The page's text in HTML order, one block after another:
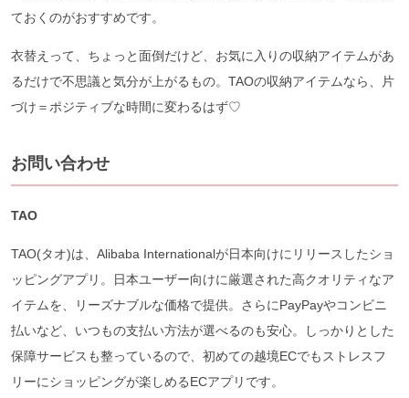
ておくのがおすすめです。
衣替えって、ちょっと面倒だけど、お気に入りの収納アイテムがあ
るだけで不思議と気分が上がるもの。TAOの収納アイテムなら、片
づけ＝ポジティブな時間に変わるはず♡
お問い合わせ
TAO
TAO(タオ)は、Alibaba Internationalが日本向けにリリースしたショ
ッピングアプリ。日本ユーザー向けに厳選された高クオリティなア
イテムを、リーズナブルな価格で提供。さらにPayPayやコンビニ
払いなど、いつもの支払い方法が選べるのも安心。しっかりとした
保障サービスも整っているので、初めての越境ECでもストレスフ
リーにショッピングが楽しめるECアプリです。